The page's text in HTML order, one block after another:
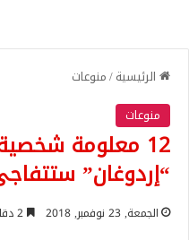
الرئيسية/منوعات
منوعات
12 معلومة
“إردوغان”
الجمعة, 23 نوفمبر, 2018